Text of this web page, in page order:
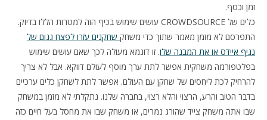
זמן וכסף.
כלים של CROWDSOURCE עושים שימוש בכיף הזה למטרות הללו בדיוק.
התפרסם לא מזמן מאמר שתוך כדי משחק שחקנים עזרו לפצח גנום של
נגיף איידס או את המבנה שלו. זו דוגמא מעולה לכך שאם עושים שימוש
בפלטפורמה משחקית אפשר לתת ערך מוסף לעולם דווקא. אבל לא צריך
להרחיק לכת ליחסים של שחקן עם העולם. אפשר לתת לשחקן כלים ערכיים
בדבר הטוב והרע, הרצוי והלא רצוי, בחברה שלנו. נתקלתי לא מזמן במשחק
שבו אתה משחק צייד שהורג נמרים, או משחק שבו את מחסל בעל חיים כזה